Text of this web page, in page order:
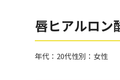
Age
年代
唇ヒアルロン
年代： 20代性別： 女性